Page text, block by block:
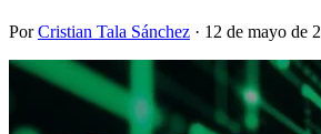
PorCristian Tala Sánchez · 12 de mayo de